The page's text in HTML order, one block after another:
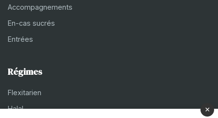
Accompagnements
En-cas sucrés
Entrées
Régimes
Flexitarien
Halal
×